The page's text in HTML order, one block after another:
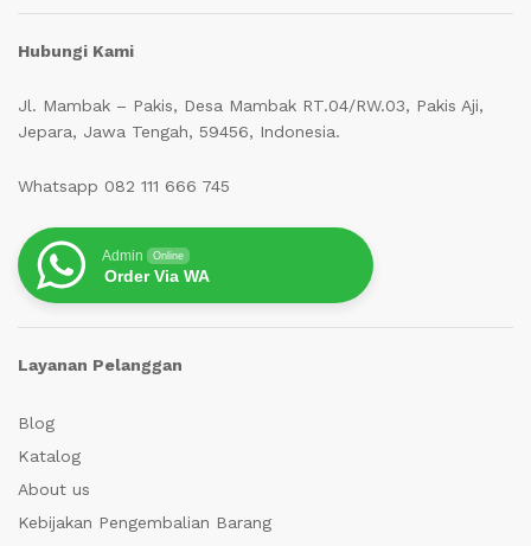
Hubungi Kami
Jl. Mambak – Pakis, Desa Mambak RT.04/RW.03, Pakis Aji,
Jepara, Jawa Tengah, 59456, Indonesia.
Whatsapp 082 111 666 745
Admin Online
Order Via WA
Layanan Pelanggan
Blog
Katalog
About us
Kebijakan Pengembalian Barang